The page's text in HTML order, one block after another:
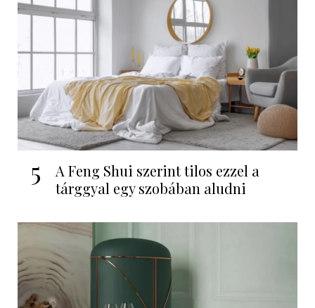
5
A Feng Shui szerint tilos ezzel a
tárggyal egy szobában aludni